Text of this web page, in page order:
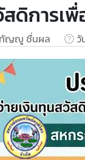
ดิการเพื่
ทัญญู ชื่นผล วั